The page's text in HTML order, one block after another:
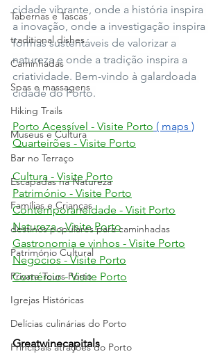
Tabernas e Tascas
traditional dishes
Caminhadas
Spas e massagens
Hiking Trails
Museus e Cultura
Bar no Terraço
Escapadas na Natureza
Famílias e Crianças
destinos populares para caminhadas
Património Cultural
Private Tours Porto
Igrejas Históricas
Delícias culinárias do Porto
Principais atrações do Porto
cidade vibrante, onde a história inspira
a inovação, onde a investigação inspira
formas sustentáveis de valorizar a
natureza e onde a tradição inspira a
criatividade. Bem-vindo à galardoada
cidade do Porto.
Porto Acessível - Visite Porto ( maps )
Quarteirões - Visite Porto
Cultura - Visite Porto
Património - Visite Porto
Contemporaneidade - Visit Porto
Natureza - Visite Porto
Gastronomia e vinhos - Visite Porto
Negócios - Visite Porto
Comércio - Visite Porto
Greatwinecapitals